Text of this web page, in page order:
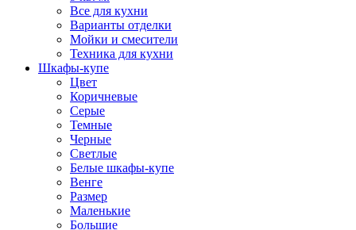
Все для кухни
Варианты отделки
Мойки и смесители
Техника для кухни
Шкафы-купе
Цвет
Коричневые
Серые
Темные
Черные
Светлые
Белые шкафы-купе
Венге
Размер
Маленькие
Большие